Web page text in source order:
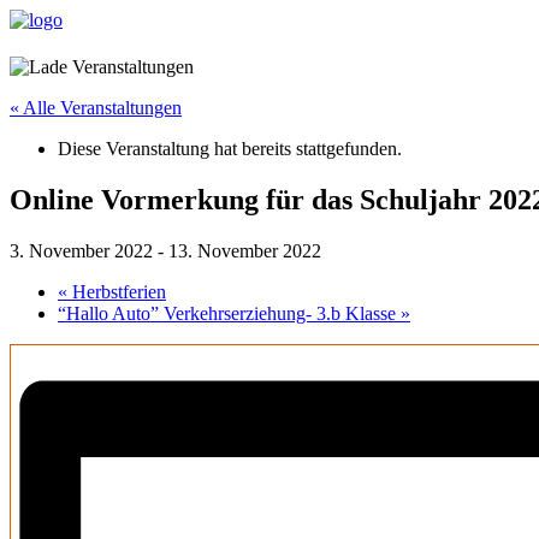
« Alle Veranstaltungen
Diese Veranstaltung hat bereits stattgefunden.
Online Vormerkung für das Schuljahr
3. November 2022 - 13. November 2022
« Herbstferien
“Hallo Auto” Verkehrserziehung- 3.b Klasse »